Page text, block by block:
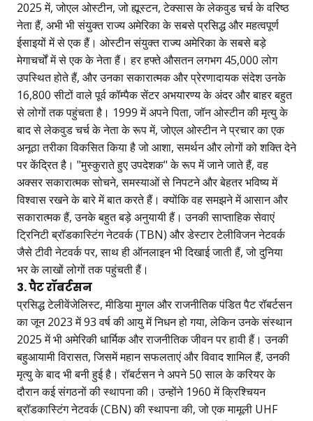
2025 में, जोएल ओस्टीन, जो ह्यूस्टन, टेक्सास के लेकवुड चर्च के वरिष्ठ
नेता हैं, अभी भी संयुक्त राज्य अमेरिका के सबसे प्रसिद्ध और महत्वपूर्ण
ईसाइयों में से एक हैं। ओस्टीन संयुक्त राज्य अमेरिका के सबसे बड़े
मेगाचर्चों में से एक के नेता हैं। हर हफ्ते औसतन लगभग 45,000 लोग
उपस्थित होते हैं, और उनका सकारात्मक और प्रेरणादायक संदेश उनके
16,800 सीटों वाले पूर्व कॉम्पैक सेंटर अभयारण्य के अंदर और बाहर बहुत
से लोगों तक पहुंचता है। 1999 में अपने पिता, जॉन ओस्टीन की मृत्यु के
बाद से लेकवुड चर्च के नेता के रूप में, जोएल ओस्टीन ने प्रचार का एक
अनूठा तरीका विकसित किया है जो आशा, समर्थन और लोगों को शक्ति देने
पर केंद्रित है। "मुस्कुराते हुए उपदेशक" के रूप में जाने जाते हैं, वह
अक्सर सकारात्मक सोचने, समस्याओं से निपटने और बेहतर भविष्य में
विश्वास रखने के बारे में बात करते हैं। क्योंकि वह समझने में आसान और
सकारात्मक हैं, उनके बहुत बड़े अनुयायी हैं। उनकी साप्ताहिक सेवाएं
ट्रिनिटी ब्रॉडकास्टिंग नेटवर्क (TBN) और डेस्टार टेलीविजन नेटवर्क
जैसे टीवी नेटवर्क पर, साथ ही ऑनलाइन भी दिखाई जाती हैं, जो दुनिया
भर के लाखों लोगों तक पहुंचती हैं।
3. पैट रॉबर्टसन
प्रसिद्ध टेलीवेंजेलिस्ट, मीडिया मुगल और राजनीतिक पंडित पैट रॉबर्टसन
का जून 2023 में 93 वर्ष की आयु में निधन हो गया, लेकिन उनके संस्थान
2025 में भी अमेरिकी धार्मिक और राजनीतिक जीवन पर हावी हैं। उनकी
बहुआयामी विरासत, जिसमें महान सफलताएं और विवाद शामिल हैं, उनकी
मृत्यु के बाद भी बनी हुई है। रॉबर्टसन ने अपने 50 साल के करियर के
दौरान कई संगठनों की स्थापना की। उन्होंने 1960 में क्रिश्चियन
ब्रॉडकास्टिंग नेटवर्क (CBN) की स्थापना की, जो एक मामूली UHF